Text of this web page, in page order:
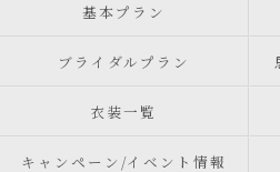
基本プラン
ブライダルプラン
衣装一覧
キャンペーン/イベント情報